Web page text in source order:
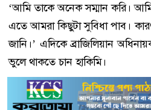
‘আমি তাকে অনেক সম্মান করি।
এতে আমরা কিছুটা সুবিধা পাব।
জানি।’ এদিকে ব্রাজিলিয়ান
ভুলে থাকতে চান হাকিমি।